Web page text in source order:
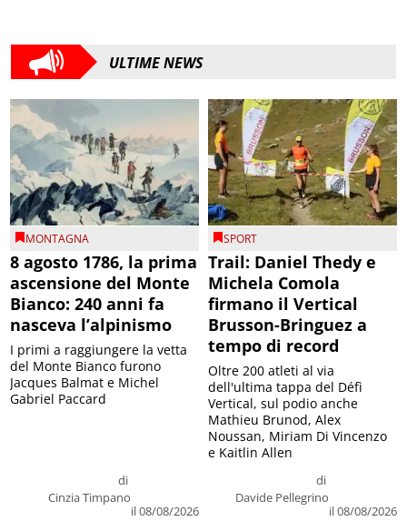
ULTIME NEWS
MONTAGNA
8 agosto 1786, la prima
ascensione del Monte
Bianco: 240 anni fa
nasceva l’alpinismo
di
Cinzia Timpano
il 08/08/2026
I primi a raggiungere la vetta
del Monte Bianco furono
Jacques Balmat e Michel
Gabriel Paccard
SPORT
Trail: Daniel Thedy e
Michela Comola
firmano il Vertical
Brusson-Bringuez a
tempo di record
di
Davide Pellegrino
il 08/08/2026
Oltre 200 atleti al via
dell'ultima tappa del Défì
Vertical, sul podio anche
Mathieu Brunod, Alex
Noussan, Miriam Di Vincenzo
e Kaitlin Allen